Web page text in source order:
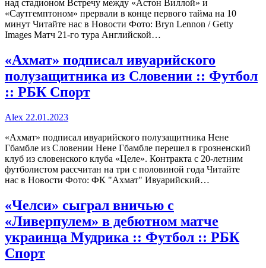
над стадионом Встречу между «Астон Виллой» и
«Саутгемптоном» прервали в конце первого тайма на 10
минут Читайте нас в Новости Фото: Bryn Lennon / Getty
Images Матч 21-го тура Английской…
«Ахмат» подписал ивуарийского
полузащитника из Словении :: Футбол
:: РБК Спорт
Alex 22.01.2023
«Ахмат» подписал ивуарийского полузащитника Нене
Гбамбле из Словении Нене Гбамбле перешел в грозненский
клуб из словенского клуба «Целе». Контракта с 20-летним
футболистом рассчитан на три с половиной года Читайте
нас в Новости Фото: ФК "Ахмат" Ивуарийский…
«Челси» сыграл вничью с
«Ливерпулем» в дебютном матче
украинца Мудрика :: Футбол :: РБК
Спорт